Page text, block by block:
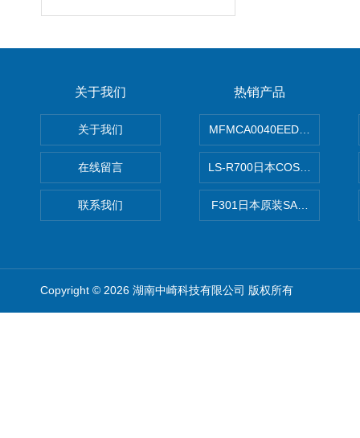
关于我们
关于我们
在线留言
联系我们
热销产品
MFMCA0040EED-H日本
LS-R700日本COSMO科斯莫
F301日本原装SANAI三爱旋
Copyright © 2026 湖南中崎科技有限公司 版权所有